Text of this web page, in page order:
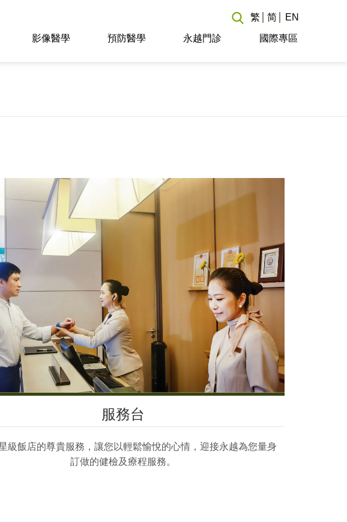
影像醫學 預防醫學 永越門診 國際專區
繁 简 EN
服務台
級飯店的尊貴服務，讓您以輕鬆愉悅的心情，迎接永越為您量身
訂做的健檢及療程服務。